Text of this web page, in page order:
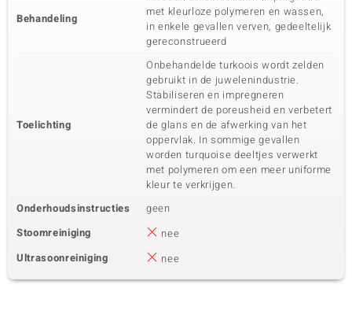
Behandeling
met kleurloze polymeren en wassen,
in enkele gevallen verven, gedeeltelijk
gereconstrueerd
Toelichting
Onbehandelde turkoois wordt zelden
gebruikt in de juwelenindustrie.
Stabiliseren en impregneren
vermindert de poreusheid en verbetert
de glans en de afwerking van het
oppervlak. In sommige gevallen
worden turquoise deeltjes verwerkt
met polymeren om een meer uniforme
kleur te verkrijgen.
Onderhoudsinstructies
geen
Stoomreiniging
nee
Ultrasoonreiniging
nee